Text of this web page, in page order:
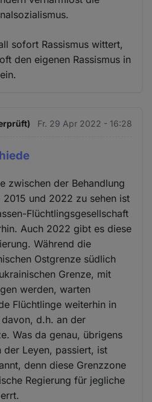
sofort Rassismus wittert,
den eigenen Rassismus in
Fr. 29 Apr 2022 - 16:28
zwischen der Behandlung
und 2022 zu sehen ist
Flüchtlingsgesellschaft
Auch 2022 gibt es diese
Während die
Ostgrenze südlich
Grenze, mit
werden, warten
Flüchtlinge weiterhin in
d.h. an der
Was da genau, übrigens
der Leyen, passiert, ist
denn diese Grenzzone
Regierung für jegliche